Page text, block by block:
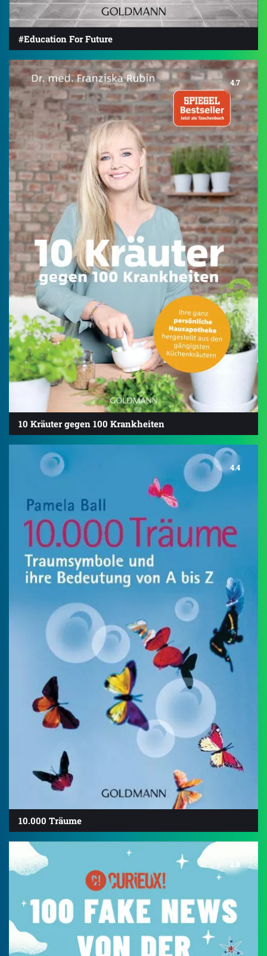
#Education For Future
4.7
10 Kräuter gegen 100 Krankheiten
4.4
10.000 Träume
2.8